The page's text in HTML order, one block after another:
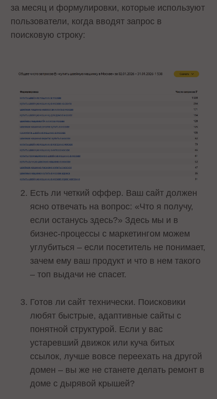
за месяц и формулировки, которые используют
пользователи, когда вводят запрос в
поисковую строку:
Есть ли четкий оффер. Ваш сайт должен
ясно отвечать на вопрос: «Что я получу,
если останусь здесь?» Здесь мы и в
бизнес-процессы с маркетингом можем
углубиться – если посетитель не понимает,
зачем ему ваш продукт и что в нем такого
– топ выдачи не спасет.
Готов ли сайт технически. Поисковики
любят быстрые, адаптивные сайты с
понятной структурой. Если у вас
устаревший движок или куча битых
ссылок, лучше вовсе переехать на другой
домен – вы же не станете делать ремонт в
доме с дырявой крышей?